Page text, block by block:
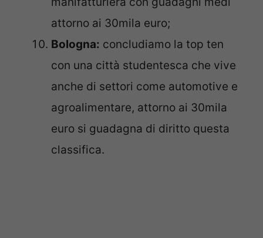
attorno ai 30mila euro;
Bologna: concludiamo la top ten
con una città studentesca che vive
anche di settori come automotive e
agroalimentare, attorno ai 30mila
euro si guadagna di diritto questa
classifica.